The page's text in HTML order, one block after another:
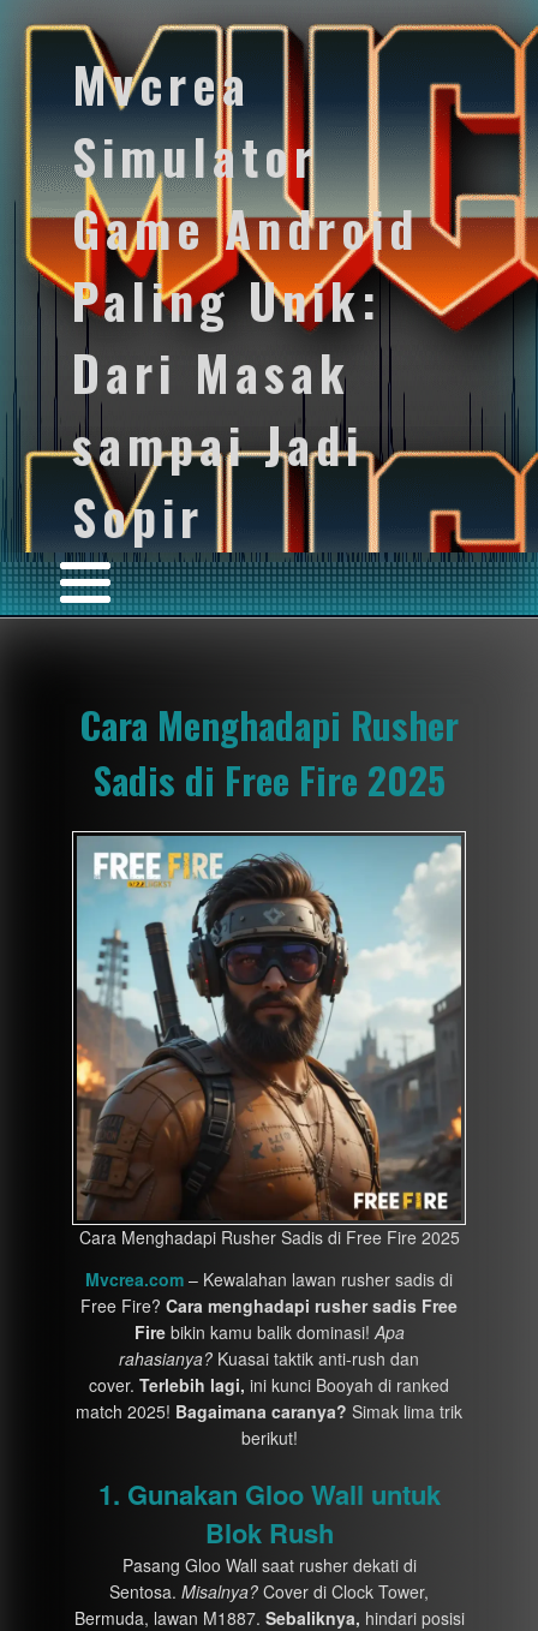
Mvcrea
Simulator
Game Android
Paling Unik:
Dari Masak
sampai Jadi
Sopir
Cara Menghadapi Rusher
Sadis di Free Fire 2025
Cara Menghadapi Rusher Sadis di Free Fire 2025
Mvcrea.com – Kewalahan lawan rusher sadis di
Free Fire? Cara menghadapi rusher sadis Free
Firebikin kamu balik dominasi!Apa
rahasianya? Kuasai taktik anti-rush dan
cover. Terlebih lagi, ini kunci Booyah di ranked
match 2025! Bagaimana caranya? Simak lima trik
berikut!
1. Gunakan Gloo Wall untuk
Blok Rush
Pasang Gloo Wall saat rusher dekati di
Sentosa. Misalnya? Cover di Clock Tower,
Bermuda, lawan M1887. Sebaliknya, hindari posisi